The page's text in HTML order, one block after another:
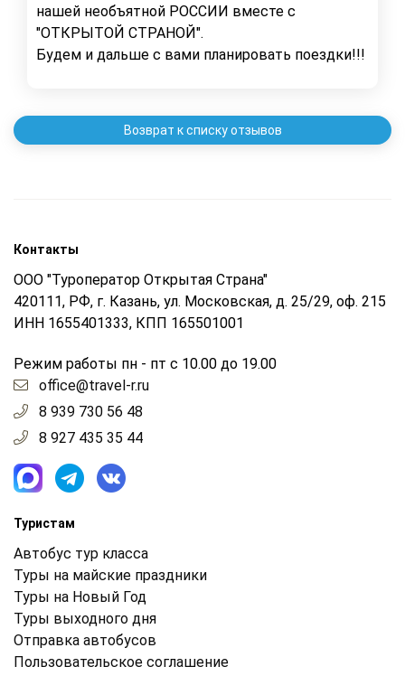
нашей необъятной РОССИИ вместе с
"ОТКРЫТОЙ СТРАНОЙ".
Будем и дальше с вами планировать поездки!!!
Возврат к списку отзывов
Контакты
ООО "Туроператор Открытая Страна"
420111, РФ, г. Казань, ул. Московская, д. 25/29, оф. 215
ИНН 1655401333, КПП 165501001
Режим работы пн - пт с 10.00 до 19.00
office@travel-r.ru
8 939 730 56 48
8 927 435 35 44
Туристам
Автобус тур класса
Туры на майские праздники
Туры на Новый Год
Туры выходного дня
Отправка автобусов
Пользовательское соглашение